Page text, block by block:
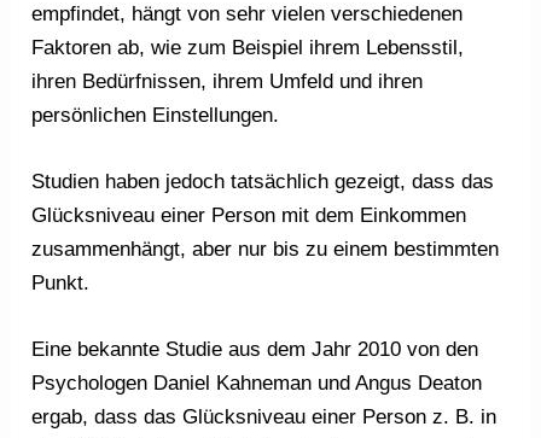
empfindet, hängt von sehr vielen verschiedenen
Faktoren ab, wie zum Beispiel ihrem Lebensstil,
ihren Bedürfnissen, ihrem Umfeld und ihren
persönlichen Einstellungen.
Studien haben jedoch tatsächlich gezeigt, dass das
Glücksniveau einer Person mit dem Einkommen
zusammenhängt, aber nur bis zu einem bestimmten
Punkt.
Eine bekannte Studie aus dem Jahr 2010 von den
Psychologen Daniel Kahneman und Angus Deaton
ergab, dass das Glücksniveau einer Person z. B. in